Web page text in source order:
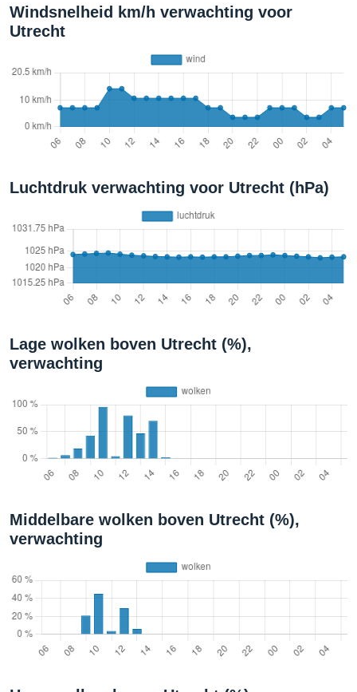
Windsnelheid km/h verwachting voor
Utrecht
Luchtdruk verwachting voor Utrecht (hPa)
Lage wolken boven Utrecht (%),
verwachting
Middelbare wolken boven Utrecht (%),
verwachting